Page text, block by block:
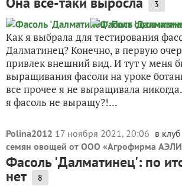
3
Как я выбрала для тестирования
Далматинец? Конечно, в первую
привлек внешний вид. И тут у меня
выращивания фасоли на уроке
все прочее я не выращивала
я фасоль не выращу?!...
Polina2012 17 ноября 2021, 20:06 в
семян овощей от ООО «Агрофирма
Фасоль 'Далматинец': по
нет 8